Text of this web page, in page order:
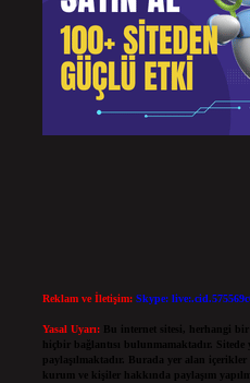
Reklam ve İletişim: Skype:
Yasal Uyarı:
Bu internet sitesi, herhangi
hiçbir bağlantısı bulunmamaktadır. Sitede
paylaşılmaktadır. Burada yer alan
kurum ve kişiler hakkında paylaşım